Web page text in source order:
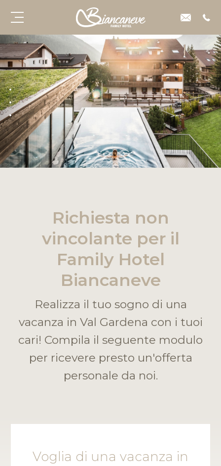
Richiesta non
vincolante per il
Family Hotel
Biancaneve
Realizza il tuo sogno di una
vacanza in Val Gardena con i tuoi
cari! Compila il seguente modulo
per ricevere presto un'offerta
personale da noi.
Voglia di una vacanza in